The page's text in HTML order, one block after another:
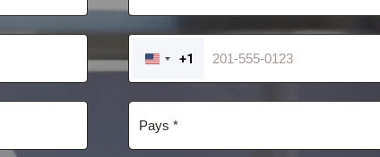
UNITED
STATES
+1
+1